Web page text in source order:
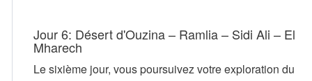
Jour 6: Désert d'Ouzina – Ramlia – Sidi Ali – El
Mharech
Le sixième jour, vous poursuivez votre exploration du